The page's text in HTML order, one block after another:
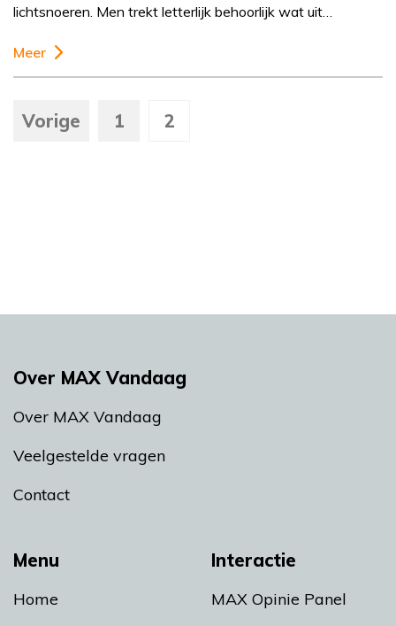
lichtsnoeren. Men trekt letterlijk behoorlijk wat uit…
Meer
Vorige 1 2
Menu
Home
Interactie
MAX Opinie Panel
Over MAX Vandaag
Over MAX Vandaag
Veelgestelde vragen
Contact